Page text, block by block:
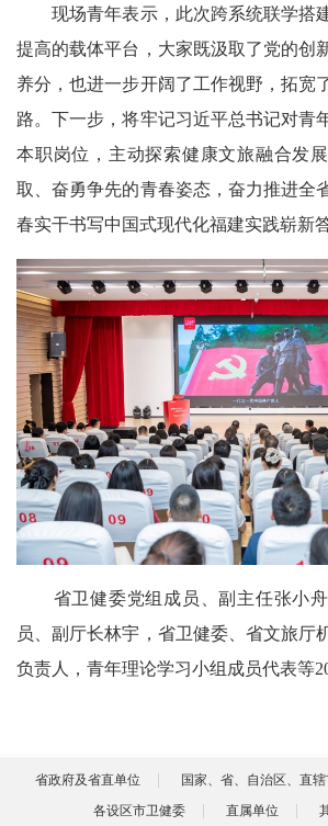
现场青年表示，此次跨系统联学搭
提高的载体平台，大家既汲取了党的创
养分，也进一步开阔了工作视野，拓宽
路。下一步，将牢记习近平总书记对青
本职岗位，主动探索健康文旅融合发
取、奋勇争先的青春姿态，奋力推进全
春实干书写中国式现代化福建实践崭新答
省卫健委党组成员、副主任张小舟
员、副厅长林宇，省卫健委、省文旅厅
负责人，青年理论学习小组成员代表等
省政府及省直单位
国家、省、自治区、直
各设区市卫健委
直属单位